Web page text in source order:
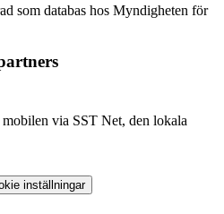
som databas hos Myndigheten för
via SST Net, den lokala
inställningar